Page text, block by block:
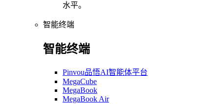
水平。
智能终端
智能终端
Pinvou品悟AI智能体平台
MegaCube
MegaBook
MegaBook Air